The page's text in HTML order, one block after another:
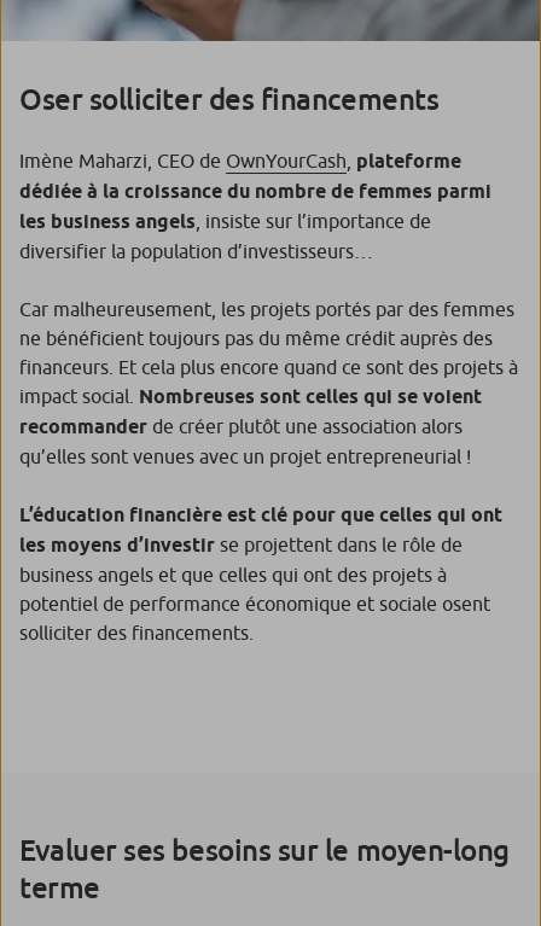
Oser solliciter des financements
Imène Maharzi, CEO de OwnYourCash plateforme
dédiée à la croissance du nombre de femmes parmi
les business angels , insiste sur l’importance de
diversifier la population d’investisseurs…
Car malheureusement, les projets portés par des femmes
ne bénéficient toujours pas du même crédit auprès des
financeurs. Et cela plus encore quand ce sont des projets à
impact social. Nombreuses sont celles qui se voient
recommander de créer plutôt une association alors
qu’elles sont venues avec un projet entrepreneurial !
L’éducation financière est clé pour que celles qui ont
les moyens d’investir se projettent dans le rôle de
business angels et que celles qui ont des projets à
potentiel de performance économique et sociale osent
solliciter des financements.
Evaluer ses besoins sur le moyen-long
terme